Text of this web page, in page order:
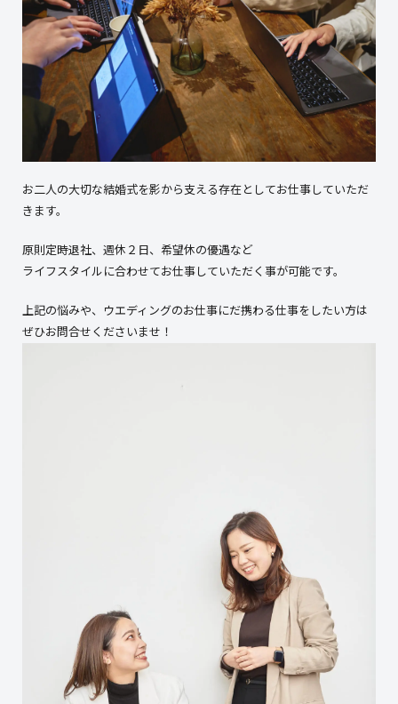
お二人の大切な結婚式を影から支える存在としてお仕事していただ
きます。
原則定時退社、週休２日、希望休の優遇など
ライフスタイルに合わせてお仕事していただく事が可能です。
上記の悩みや、ウエディングのお仕事にだ携わる仕事をしたい方は
ぜひお問合せくださいませ！